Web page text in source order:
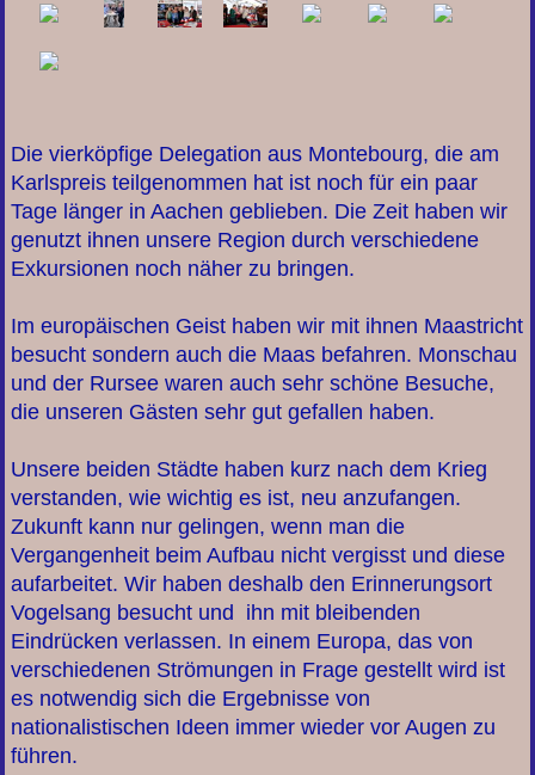
Die vierköpfige Delegation aus Montebourg, die am
Karlspreis teilgenommen hat ist noch für ein paar
Tage länger in Aachen geblieben. Die Zeit haben wir
genutzt ihnen unsere Region durch verschiedene
Exkursionen noch näher zu bringen.
Im europäischen Geist haben wir mit ihnen Maastricht
besucht sondern auch die Maas befahren. Monschau
und der Rursee waren auch sehr schöne Besuche,
die unseren Gästen sehr gut gefallen haben.
Unsere beiden Städte haben kurz nach dem Krieg
verstanden, wie wichtig es ist, neu anzufangen.
Zukunft kann nur gelingen, wenn man die
Vergangenheit beim Aufbau nicht vergisst und diese
aufarbeitet. Wir haben deshalb den Erinnerungsort
Vogelsang besucht und ihn mit bleibenden
Eindrücken verlassen. In einem Europa, das von
verschiedenen Strömungen in Frage gestellt wird ist
es notwendig sich die Ergebnisse von
nationalistischen Ideen immer wieder vor Augen zu
führen.